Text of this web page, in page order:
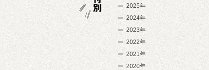
2025年
2024年
2023年
2022年
2021年
2020年